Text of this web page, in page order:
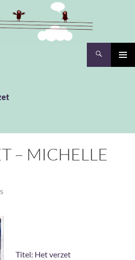
– MICHELLE
Titel: Het verzet